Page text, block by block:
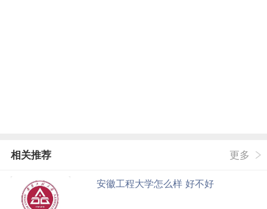
相关推荐 更多
安徽工程大学怎么样 好不好